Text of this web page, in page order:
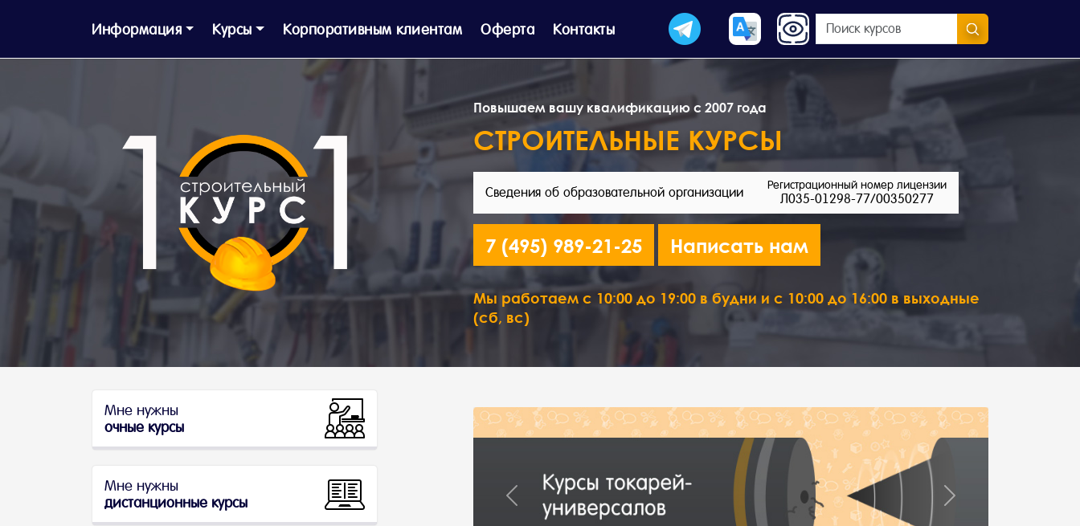
Информация Курсы Корпоративным клиентам Оферта Контакты
Повышаем вашу квалификацию с 2007 года
СТРОИТЕЛЬНЫЕ КУРСЫ
Сведения об образовательной организации Регистрационный номер лицензии
Л035-01298-77/00350277
7 (495) 989-21-25 Написать нам
Мы работаем с 10:00 до 19:00 в будни и с 10:00 до 16:00 в выходные
(сб, вс)
Мне нужны
очные курсы
Мне нужны
дистанционные курсы
Previous Next